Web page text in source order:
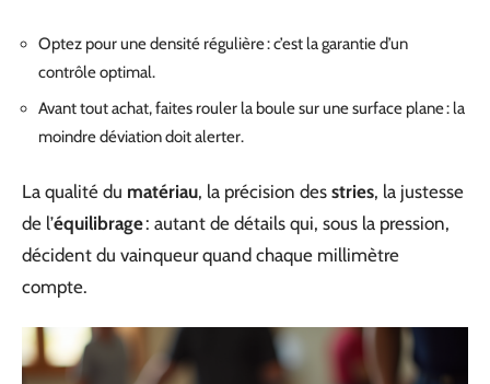
Optez pour une densité régulière : c’est la garantie d’un
contrôle optimal.
Avant tout achat, faites rouler la boule sur une surface plane : la
moindre déviation doit alerter.
La qualité du matériau, la précision des stries, la justesse
de l’équilibrage: autant de détails qui, sous la pression,
décident du vainqueur quand chaque millimètre
compte.